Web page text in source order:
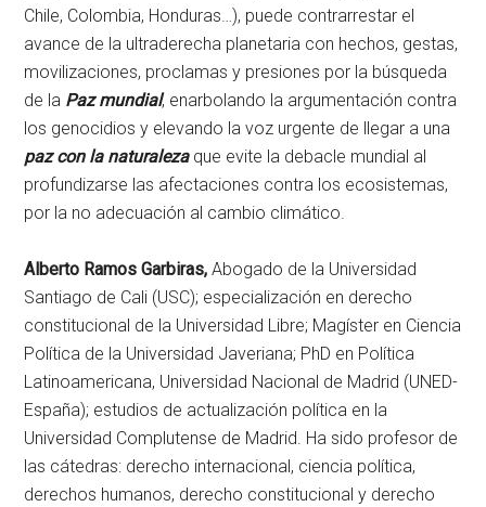
Chile, Colombia, Honduras…), puede contrarrestar el
avance de la ultraderecha planetaria con hechos, gestas,
movilizaciones, proclamas y presiones por la búsqueda
de la Paz mundial, enarbolando la argumentación contra
los genocidios y elevando la voz urgente de llegar a una
paz con la naturalezaque evite la debacle mundial al
profundizarse las afectaciones contra los ecosistemas,
por la no adecuación al cambio climático.
Alberto Ramos Garbiras, Abogado de la Universidad
Santiago de Cali (USC); especialización en derecho
constitucional de la Universidad Libre; Magíster en Ciencia
Política de la Universidad Javeriana; PhD en Política
Latinoamericana, Universidad Nacional de Madrid (UNED-
España); estudios de actualización política en la
Universidad Complutense de Madrid. Ha sido profesor de
las cátedras: derecho internacional, ciencia política,
derechos humanos, derecho constitucional y derecho